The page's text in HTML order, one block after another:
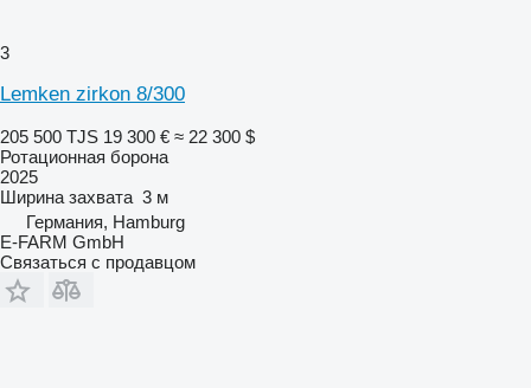
3
Lemken zirkon 8/300
205 500 TJS 19 300 € ≈ 22 300 $
Ротационная борона
2025
Ширина захвата 3 м
Германия, Hamburg
E-FARM GmbH
Связаться с продавцом